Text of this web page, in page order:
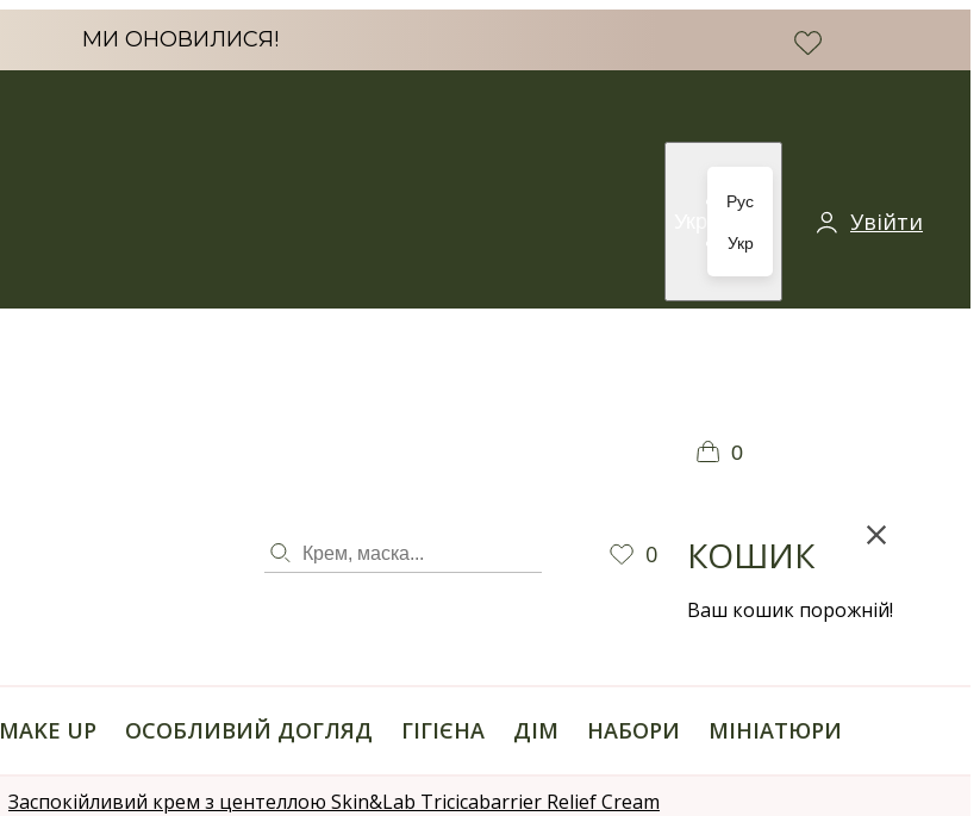
МИ ОНОВИЛИСЯ!
Рус
Укр
Увійти
0
0
КОШИК
Ваш кошик порожній!
MAKE UP ОСОБЛИВИЙ ДОГЛЯД ГІГІЄНА ДІМ НАБОРИ МІНІАТЮРИ
Заспокійливий крем з центеллою Skin&Lab Tricicabarrier Relief Cream